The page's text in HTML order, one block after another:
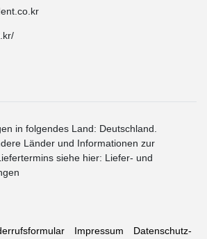
in folgendes Land: Deutschland.
Länder und Informationen zur
siehe hier: Liefer- und
Impressum
Daten­schutz­